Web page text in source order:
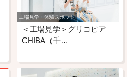
工場見学・体験スポット
＜工場見学＞グリコピア
CHIBA（千…